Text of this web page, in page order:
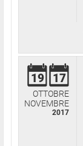
19 17
OTTOBRE
NOVEMBRE
2017